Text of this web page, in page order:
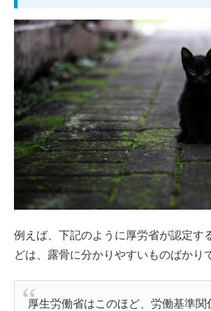
例えば、下記のように厚労省が認定す
どは、露骨に分かりやすいものばかり
厚生労働省はこのほど、労働基準関